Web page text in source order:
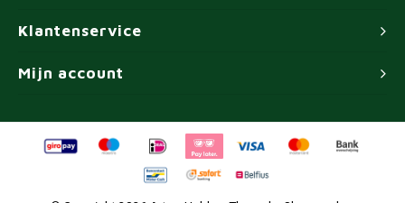
Klantenservice
Mijn account